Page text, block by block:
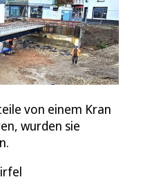
von einem Kran
wurden sie